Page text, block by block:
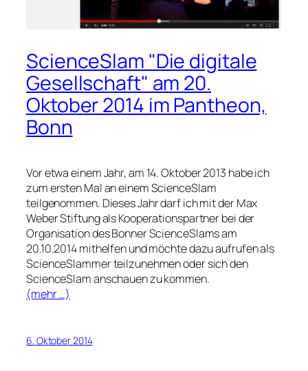
ScienceSlam "Die digitale
Gesellschaft" am 20.
Oktober 2014 im Pantheon,
Bonn
Vor etwa einem Jahr, am 14. Oktober 2013 habe ich
zum ersten Mal an einem ScienceSlam
teilgenommen. Dieses Jahr darf ich mit der Max
Weber Stiftung als Kooperationspartner bei der
Organisation des Bonner ScienceSlams am
20.10.2014 mithelfen und möchte dazu aufrufen als
ScienceSlammer teilzunehmen oder sich den
ScienceSlam anschauen zu kommen.
(mehr …)
6. Oktober 2014